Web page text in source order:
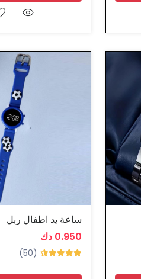
ساعة يد اطفال ربل
0.950 دك
(50)